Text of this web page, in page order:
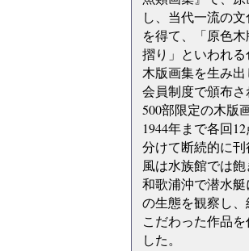
し、当代一流の
を得て、「原色
摺り」といわれ
木版画集を生み出
会員制度で頒布
500部限定の木版
1944年まで各回
分けて断続的に
風は水族館では飽
和歌浦沖で潜水
の生態を観察し
こだわった作品を
した。